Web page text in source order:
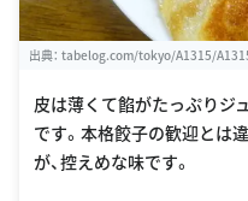
出典： tabelog.com/tokyo/A1315/
皮は薄くて餡がたっぷりジ
です。本格餃子の歓迎とは
が、控えめな味です。